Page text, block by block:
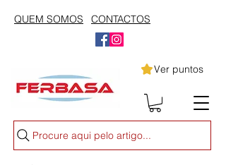
QUEM SOMOS CONTACTOS
Ver puntos
Procure aqui pelo artigo...